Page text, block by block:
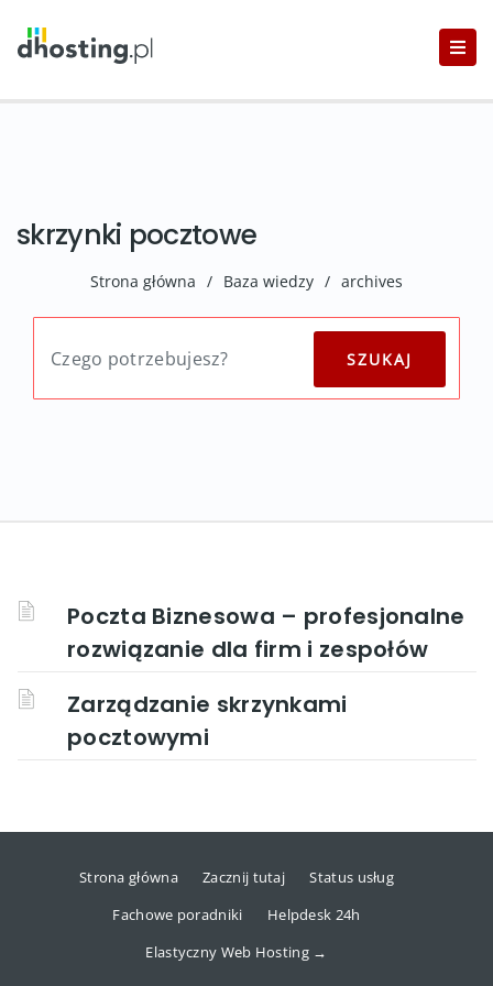
skrzynki pocztowe
Strona główna / Baza wiedzy / archives
Poczta Biznesowa – profesjonalne
rozwiązanie dla firm i zespołów
Zarządzanie skrzynkami
pocztowymi
Strona główna Zacznij tutaj
Status usług
Fachowe poradniki
Helpdesk 24h
Elastyczny Web Hosting →